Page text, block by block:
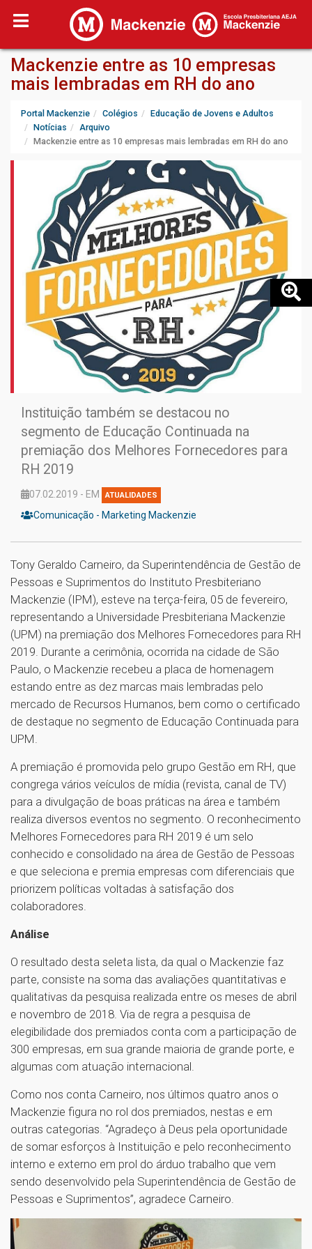
Mackenzie entre as 10 empresas
mais lembradas em RH do ano
Portal Mackenzie Colégios
Educação de Jovens e Adultos
Notícias
Arquivo
Mackenzie entre as 10 empresas mais lembradas em RH do ano
Instituição também se destacou no
segmento de Educação Continuada na
premiação dos Melhores Fornecedores para
RH 2019
07.02.2019 - EM ATUALIDADES
Comunicação - Marketing Mackenzie
Tony Geraldo Carneiro, da Superintendência de Gestão de
Pessoas e Suprimentos do Instituto Presbiteriano
Mackenzie (IPM), esteve na terça-feira, 05 de fevereiro,
representando a Universidade Presbiteriana Mackenzie
(UPM) na premiação dos Melhores Fornecedores para RH
2019. Durante a cerimônia, ocorrida na cidade de São
Paulo, o Mackenzie recebeu a placa de homenagem
estando entre as dez marcas mais lembradas pelo
mercado de Recursos Humanos, bem como o certificado
de destaque no segmento de Educação Continuada para
UPM.
A premiação é promovida pelo grupo Gestão em RH, que
congrega vários veículos de mídia (revista, canal de TV)
para a divulgação de boas práticas na área e também
realiza diversos eventos no segmento. O reconhecimento
Melhores Fornecedores para RH 2019 é um selo
conhecido e consolidado na área de Gestão de Pessoas
e que seleciona e premia empresas com diferenciais que
priorizem políticas voltadas à satisfação dos
colaboradores.
Análise
O resultado desta seleta lista, da qual o Mackenzie faz
parte, consiste na soma das avaliações quantitativas e
qualitativas da pesquisa realizada entre os meses de abril
e novembro de 2018. Via de regra a pesquisa de
elegibilidade dos premiados conta com a participação de
300 empresas, em sua grande maioria de grande porte, e
algumas com atuação internacional.
Como nos conta Carneiro, nos últimos quatro anos o
Mackenzie figura no rol dos premiados, nestas e em
outras categorias. “Agradeço à Deus pela oportunidade
de somar esforços à Instituição e pelo reconhecimento
interno e externo em prol do árduo trabalho que vem
sendo desenvolvido pela Superintendência de Gestão de
Pessoas e Suprimentos”, agradece Carneiro.